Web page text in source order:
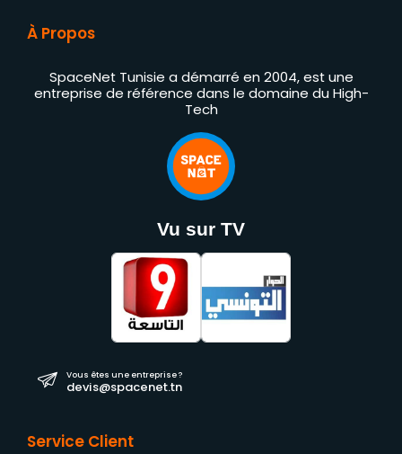
À Propos
SpaceNet Tunisie a démarré en 2004, est une
entreprise de référence dans le domaine du High-
Tech
Vu sur TV
Vous êtes une entreprise ?
devis@spacenet.tn
Service Client